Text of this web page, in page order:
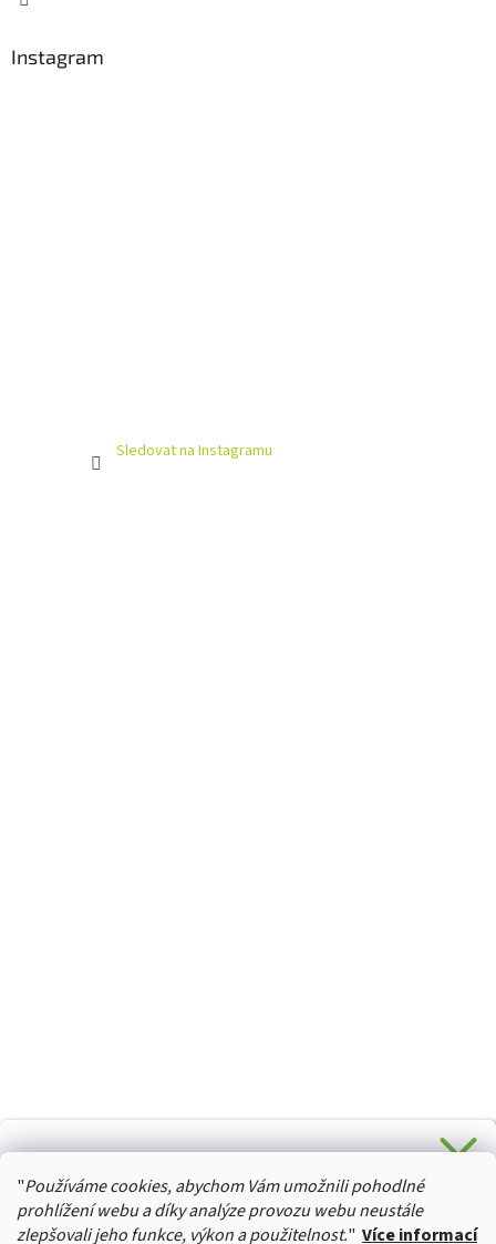
"Používáme cookies, abychom Vám umožnili pohodlné
prohlížení webu a díky analýze provozu webu neustále
zlepšovali jeho funkce, výkon a použitelnost." Více informací
Instagram
Sledovat na Instagramu
HURTTA-COLLECTION.CZ
Stačí se přihlásit k odběru novinek z našeho obchodu a je
Vaše :)